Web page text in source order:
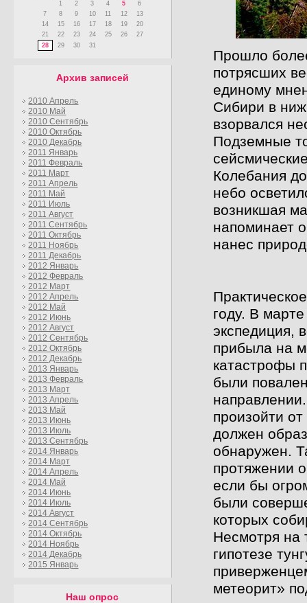
1
2 3 4 5
6
7
8 9 10 11 12
13
14
15 16 17 18 19
20
21
22 23 24 25 26
27
28
29 30 31
Архив записей
2010 Апрель
2010 Май
2010 Сентябрь
2010 Октябрь
2010 Декабрь
2011 Январь
2011 Февраль
2011 Март
2011 Апрель
2011 Май
2011 Июль
2011 Август
2011 Сентябрь
2011 Октябрь
2011 Ноябрь
2011 Декабрь
2012 Январь
2012 Февраль
2012 Март
2012 Апрель
2012 Май
2012 Июнь
2012 Август
2012 Сентябрь
2012 Октябрь
2012 Декабрь
2013 Январь
2013 Февраль
2013 Март
2013 Апрель
2013 Май
2013 Июнь
2013 Июль
2013 Сентябрь
2014 Январь
2014 Март
2014 Апрель
2014 Май
2014 Июнь
2014 Июль
2014 Август
2014 Сентябрь
2014 Октябрь
2014 Ноябрь
2014 Декабрь
2015 Январь
Наш опрос
Прошло
потрясших
единому
Сибири в
взорвался
Подземные
Колебания
небо
возникшая
напоминает
нанес
году. В
экспедиция,
прибыла на
катастрофы
были
произойти
должен
обнаружен.
протяжении
если бы
были
которых
Несмотря на
гипотезе
метеорит»